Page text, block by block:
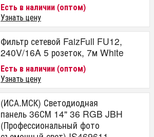
Есть в наличии (оптом)
Узнать цену
Фильтр сетевой FaizFull FU12,
240V/16A 5 розеток, 7м White
Есть в наличии (оптом)
Узнать цену
(ИСА.МСК) Светодиодная
панель 36СМ 14" 36 RGB JBH
(Профессиональный фото